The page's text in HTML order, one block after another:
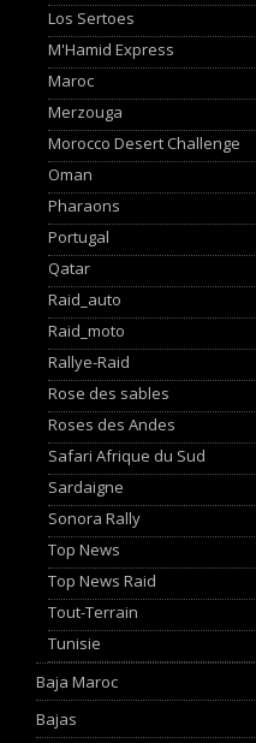
Los Sertoes
M'Hamid Express
Maroc
Merzouga
Morocco Desert Challenge
Oman
Pharaons
Portugal
Qatar
Raid_auto
Raid_moto
Rallye-Raid
Rose des sables
Roses des Andes
Safari Afrique du Sud
Sardaigne
Sonora Rally
Top News
Top News Raid
Tout-Terrain
Tunisie
Baja Maroc
Bajas